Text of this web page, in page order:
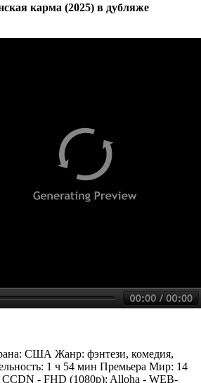
карма (2025) в дубляже
США Жанр: фэнтези, комедия,
1 ч 54 мин Премьера Мир: 14
CCDN - FHD (1080p); Alloha - WEB-